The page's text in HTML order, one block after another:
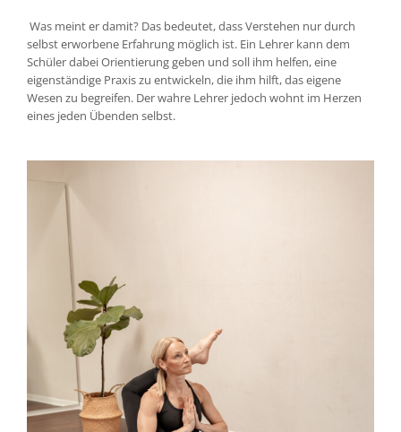
Was meint er damit? Das bedeutet, dass Verstehen nur durch
selbst erworbene Erfahrung möglich ist. Ein Lehrer kann dem
Schüler dabei Orientierung geben und soll ihm helfen, eine
eigenständige Praxis zu entwickeln, die ihm hilft, das eigene
Wesen zu begreifen. Der wahre Lehrer jedoch wohnt im Herzen
eines jeden Übenden selbst.